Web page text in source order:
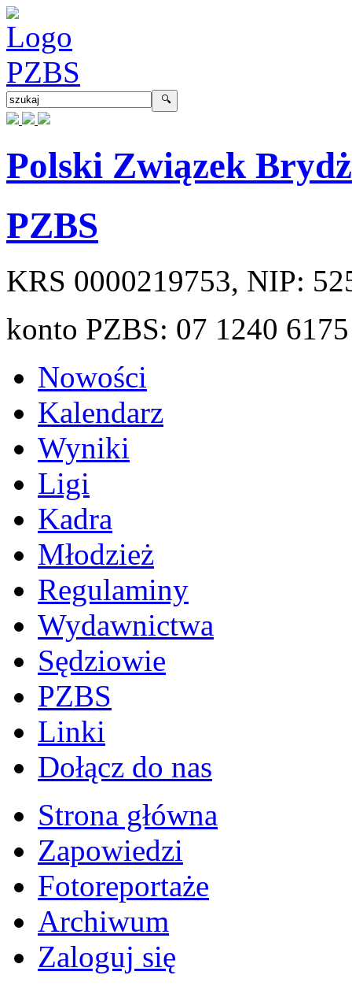
Polski Związek
PZBS
KRS 0000219753, NIP:
konto PZBS: 07 1240
Nowości
Kalendarz
Wyniki
Ligi
Kadra
Młodzież
Regulaminy
Wydawnictwa
Sędziowie
PZBS
Linki
Dołącz do nas
Strona główna
Zapowiedzi
Fotoreportaże
Archiwum
Zaloguj się